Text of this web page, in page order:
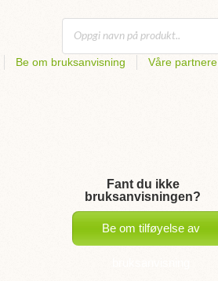
Be om bruksanvisning Våre partnere
Fant du ikke
bruksanvisningen?
Be om tilføyelse av